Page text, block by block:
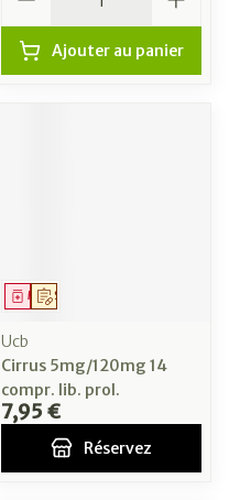
Ajouter au panier
Sur prescription
Médicament
Ucb
Cirrus 5mg/120mg 14
compr. lib. prol.
7,95 €
Réservez